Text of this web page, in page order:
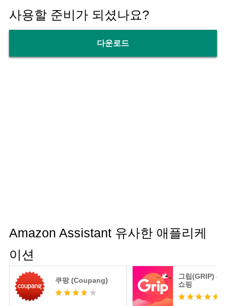
사용할 준비가 되셨나요?
다운로드
Amazon Assistant 유사한 애플리케
이션
쿠팡 (Coupang)
그립(GRIP) -
쇼핑